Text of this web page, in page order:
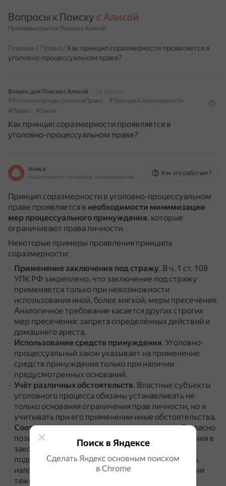
Вопросы к Поиску с Алисой
Примеры ответов Поиска с Алисой
Главная / Право / Как принцип соразмерности проявляется в
уголовно-процессуальном праве?
Вопрос для Поиска с Алисой
24 апреля
#УголовнопроцессуальноеПраво
#ПринципСоразмерности
#Право
#Закон
Как принцип соразмерности проявляется в
уголовно-процессуальном праве?
Алиса
На основе источников, возможны неточности
Как это работает?
Принцип соразмерности в уголовно-процессуальном
праве проявляется в необходимости минимизации
мер процессуального принуждения, которые
ограничивают права личности.
Некоторые примеры проявления принципа
соразмерности:
Применение заключения под стражу. В ч. 1 ст. 108
УПК РФ закреплено, что заключение под стражу
применяется только при невозможности
использования иной, более мягкой, меры пресечения.
Аналогичное требование касается других строгих
мер пресечения: запрета определённых действий и
домашнего ареста.
Использование средств принуждения. Уголовно-
процессуальный закон указывает на применение
средств принуждения только при наличии
предусмотренных оснований.
Учёт различных обстоятельств. Властные субъекты
уголовного процесса обязаны устанавливать не
только основания ограничения прав личности, но и
учитывать при его применении иные обстоятельства.
Соответствие мер пресечения наказанию.Согласно
позиции Конституционного Суда РФ, до вступления в
законную силу обвинительного приговора на
подозреваемого или обвиняемого не могут быть
наложены ограничения, сопоставимые по степени
тяжести с уголовным наказанием, а тем более
Поиск в Яндексе
Сделать Яндекс основным поиском
в Сhrome